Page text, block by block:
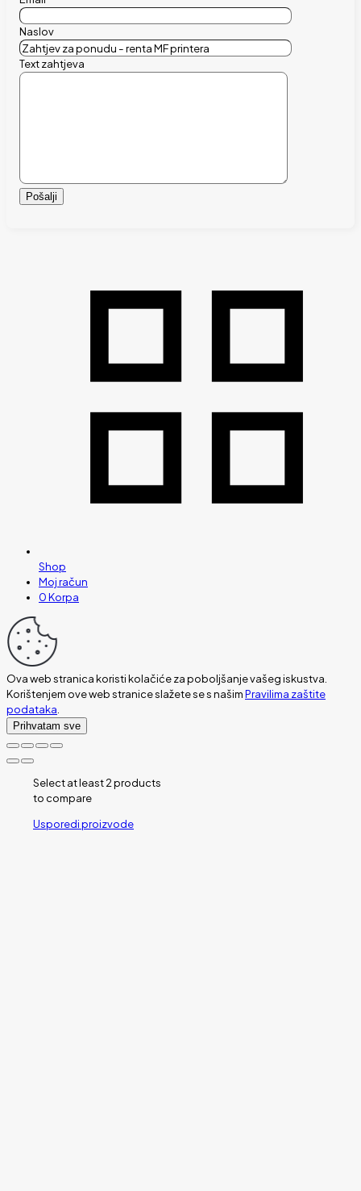
Naslov
Text zahtjeva
Shop
Moj račun
0Korpa
Ova web stranica koristi kolačiće za poboljšanje vašeg iskustva.
Korištenjem ove web stranice slažete se s našimPravilima zaštite
podataka.
Prihvatam sve
Select at least 2 products
to compare
Usporedi proizvode